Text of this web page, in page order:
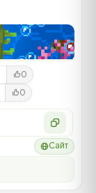
0
0
Сайт